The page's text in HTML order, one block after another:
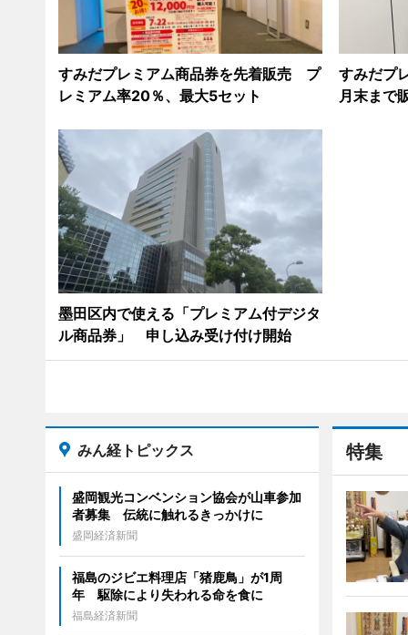
すみだプレミアム商品券を先着販売 プ
レミアム率20％、最大5セット
すみだプ
月末まで
墨田区内で使える「プレミアム付デジタ
ル商品券」 申し込み受け付け開始
特集
みん経トピックス
盛岡観光コンベンション協会が山車参加
者募集 伝統に触れるきっかけに
盛岡経済新聞
福島のジビエ料理店「猪鹿鳥」が1周
年 駆除により失われる命を食に
福島経済新聞